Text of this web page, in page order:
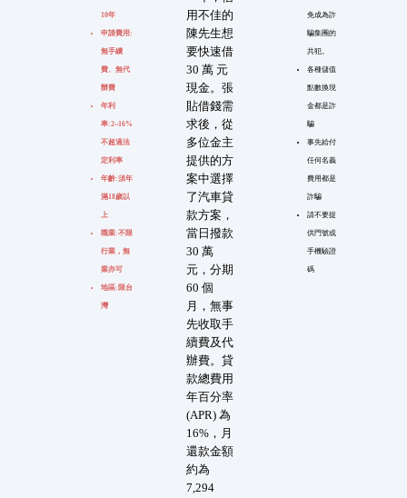
10年
申請費用:
無手續
費、無代
辦費
年利
率:2~16%
不超過法
定利率
年齡:須年
滿18歲以
上
職業:不限
行業，無
業亦可
地區:限台
灣
用不佳的
陳先生想
要快速借
30 萬 元
現金。張
貼借錢需
求後，從
多位金主
提供的方
案中選擇
了汽車貸
款方案，
當日撥款
30 萬
元，分期
60 個
月，無事
先收取手
續費及代
辦費。貸
款總費用
年百分率
(APR) 為
16%，月
還款金額
約為
7,294
免成為詐
騙集團的
共犯。
各種儲值
點數換現
金都是詐
騙
事先給付
任何名義
費用都是
詐騙
請不要提
供門號或
手機驗證
碼